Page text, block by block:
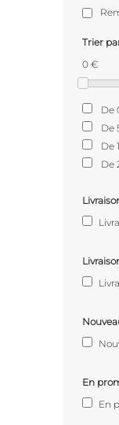
Trier
0 €
De
De
De
De
En
En